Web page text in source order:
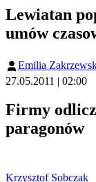
Lewiatan
umów
Emilia
27.05.2011 | 02:00
Firmy
paragonów
Krzysztof Sobczak